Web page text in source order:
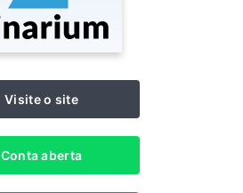
Visite o site
Conta aberta